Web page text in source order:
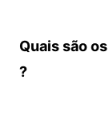
Quais são
?